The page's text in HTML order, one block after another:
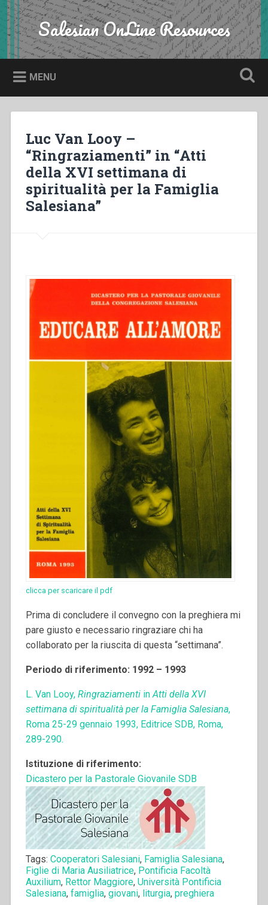
Skip
to
content
Search Salesian OnLine Resources
MENU
Luc Van Looy –
“Ringraziamenti” in “Atti
della XVI settimana di
spiritualità per la Famiglia
Salesiana”
clicca per scaricare il pdf
Prima di concludere il convegno con la preghiera mi
pare giusto e necessario ringraziare chi ha
collaborato per la riuscita di questa “settimana”.
Periodo di riferimento: 1992 – 1993
L. Van Looy, Ringraziamenti inAtti della XVI
settimana di spiritualità per la Famiglia Salesiana,
Roma 25-29 gennaio 1993, Editrice SDB, Roma,
289-290.
Istituzione di riferimento:
Dicastero per la Pastorale Giovanile SDB
Tags: Cooperatori Salesiani, Famiglia Salesiana,
Figlie di Maria Ausiliatrice, Pontificia Facoltà
Auxilium, Rettor Maggiore, Università Pontificia
Salesiana, famiglia, giovani, liturgia, preghiera